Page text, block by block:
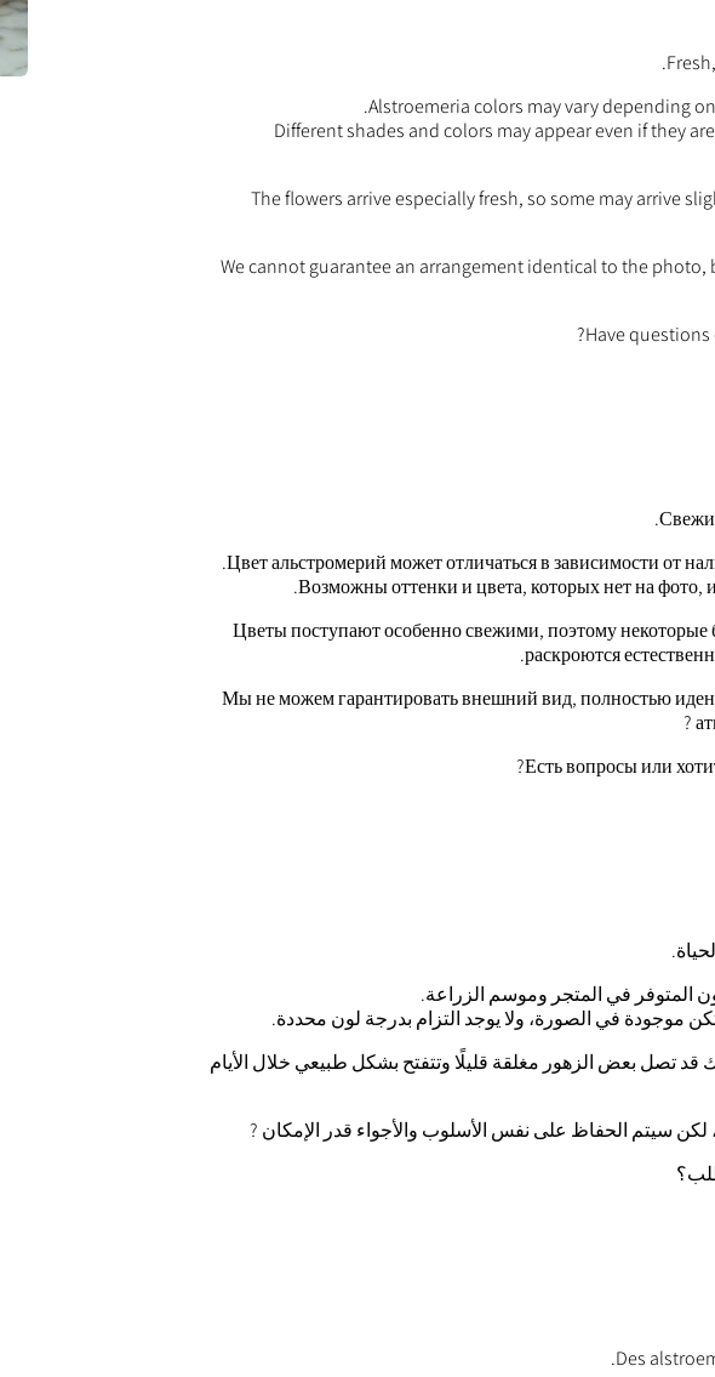
Alstroemeria colors may vary depending
Different shades and colors may appear even if they
The flowers arrive especially fresh, so some may arrive
We cannot guarantee an arrangement identical to the
Have
Цвет альстромерий может отличаться в зависимости от
Возможны оттенки и цвета, которых нет на фото,
Цветы поступают особенно свежими, поэтому некоторые
раскроются
Мы не можем гарантировать внешний вид, полностью
Есть вопросы или
المتوفر في المتجر وموسم الزراعة.
موجودة في الصورة، ولا يوجد التزام بدرجة لون محددة.
قد تصل بعض الزهور مغلقة قليلًا وتتفتح بشكل طبيعي خلال الأيام
سيتم الحفاظ على نفس الأسلوب والأجواء قدر الإمكان ?
Des